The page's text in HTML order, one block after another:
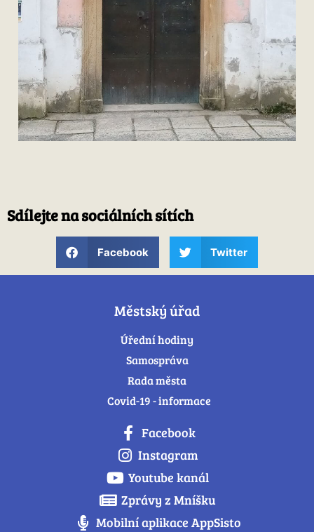
Sdílejte na sociálních sítích
Facebook Twitter
Městský úřad
Úřední hodiny
Samospráva
Rada města
Covid-19 - informace
Facebook
Instagram
Youtube kanál
Zprávy z Mníšku
Mobilní aplikace AppSisto